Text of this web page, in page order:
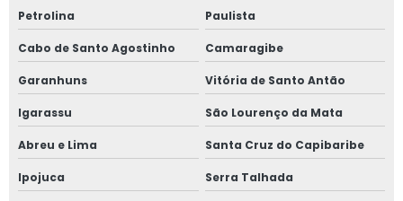
Teste de estanqueidade em vasos de pressão valor
Teste hidrostático em vasos de pressão
Treinamento de nr 10
Treinamento de nr 10 mato grosso do sul
Treinamento de nr 10 valor
Petrolina Paulista
Cabo de Santo Agostinho Camaragibe
Garanhuns Vitória de Santo Antão
Igarassu São Lourenço da Mata
Abreu e Lima Santa Cruz do Capibaribe
Ipojuca Serra Talhada